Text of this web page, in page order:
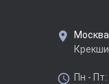
Москва
Пн - Пт: